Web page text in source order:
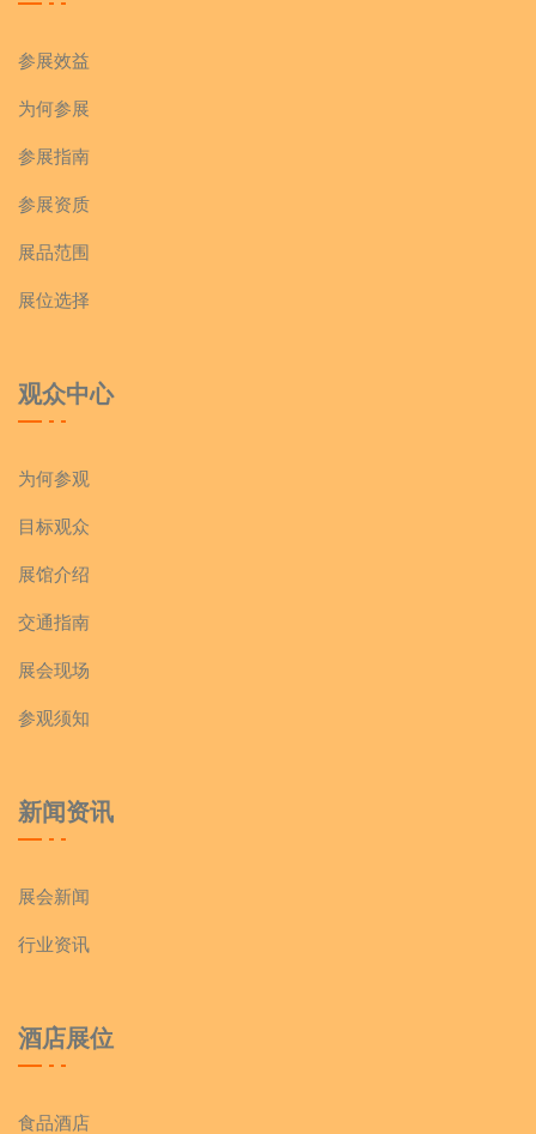
参展效益
为何参展
参展指南
参展资质
展品范围
展位选择
观众中心
为何参观
目标观众
展馆介绍
交通指南
展会现场
参观须知
新闻资讯
展会新闻
行业资讯
酒店展位
食品酒店